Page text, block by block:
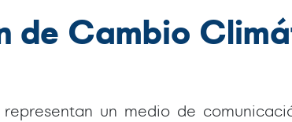
de Cambio
un medio de